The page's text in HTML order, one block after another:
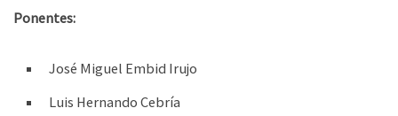
Ponentes:
José Miguel Embid Irujo
Luis Hernando Cebría